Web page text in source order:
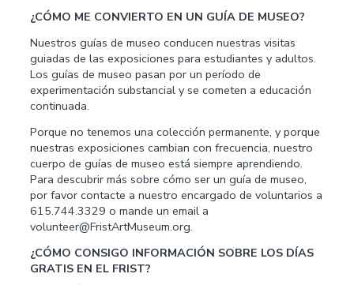
¿CÓMO ME CONVIERTO EN UN GUÍA DE MUSEO?
Nuestros guías de museo conducen nuestras visitas
guiadas de las exposiciones para estudiantes y adultos.
Los guías de museo pasan por un período de
experimentación substancial y se cometen a educación
continuada.
Porque no tenemos una colección permanente, y porque
nuestras exposiciones cambian con frecuencia, nuestro
cuerpo de guías de museo está siempre aprendiendo.
Para descubrir más sobre cómo ser un guía de museo,
por favor contacte a nuestro encargado de voluntarios a
615.744.3329 o mande un email a
volunteer@FristArtMuseum.org.
¿CÓMO CONSIGO INFORMACIÓN SOBRE LOS DÍAS
GRATIS EN EL FRIST?